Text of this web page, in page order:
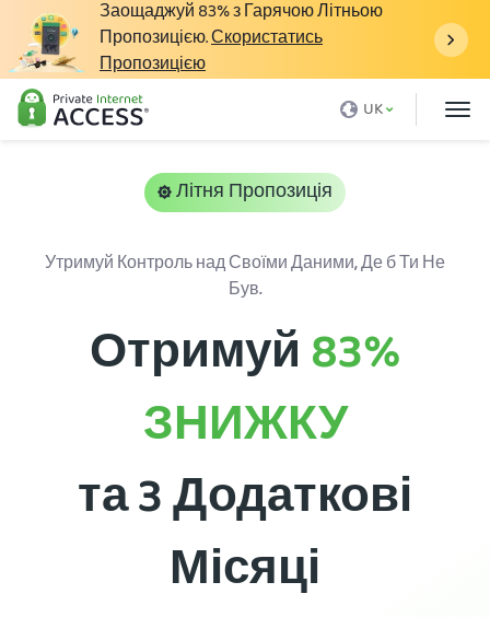
Заощаджуй83%з Гарячою Літньою
Пропозицією.Скористатись
Пропозицією
UK
Що таке VPN
Чому саме PIA
Завантажити VPN
Літня Пропозиція
Утримуй Контроль над Своїми Даними, Де б Ти Не
Був.
Отримуй83%
ЗНИЖКУ
та 3 Додаткові
Місяці